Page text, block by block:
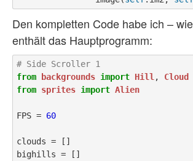
Den kompletten Code habe ich –
enthält das Hauptprogramm:
# Side Scroller 1
from
backgrounds import Hill , Cloud
from sprites import Alien
FPS = 60
clouds = []
bighills = []